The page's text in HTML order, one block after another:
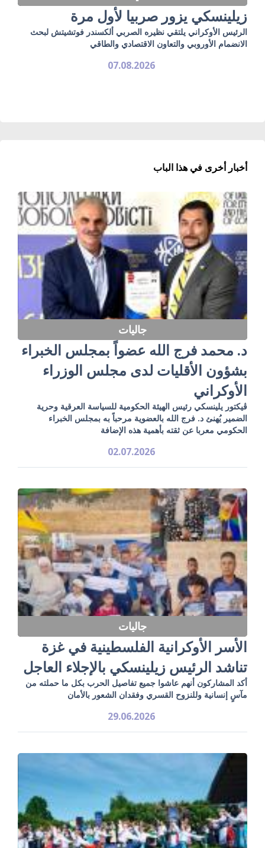
زيلينسكي يزور صربيا لأول مرة
الرئيس الأوكراني يلتقي نظيره الصربي ألكسندر فوتشيتش لبحث
الانضمام الأوروبي والتعاون الاقتصادي والطاقي
07.08.2026
أخبار أخرى في هذا الباب
جاليات
د. محمد فرج الله عضواً بمجلس الخبراء
بشؤون الأقليات لدى مجلس الوزراء
الأوكراني
ڤيكتور يلينسكي رئيس الهيئة الحكومية للسياسة العرقية وحرية
الضمير يُهنئ د. فرج الله بالعضوية مرحباً به بمجلس الخبراء
الحكومي معربا عن ثقته بأهمية هذه الإضافة
02.07.2026
جاليات
الأسر الأوكرانية الفلسطينية في غزة
تناشد الرئيس زيلينسكي بالإجلاء العاجل
أكد المشاركون أنهم عاشوا جميع تفاصيل الحرب بكل ما حملته من
مآسٍ إنسانية وللنزوح القسري وفقدان الشعور بالأمان
29.06.2026